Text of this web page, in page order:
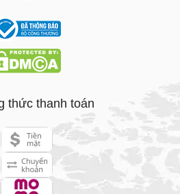
thức thanh toán